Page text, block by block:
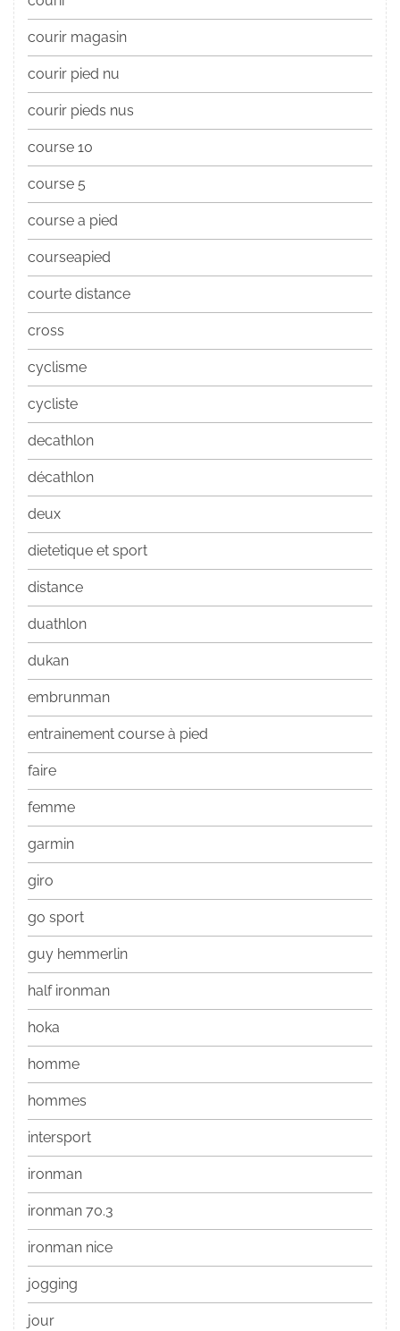
courir magasin
courir pied nu
courir pieds nus
course 10
course 5
course a pied
courseapied
courte distance
cross
cyclisme
cycliste
decathlon
décathlon
deux
dietetique et sport
distance
duathlon
dukan
embrunman
entrainement course à pied
faire
femme
garmin
giro
go sport
guy hemmerlin
half ironman
hoka
homme
hommes
intersport
ironman
ironman 70.3
ironman nice
jogging
jour